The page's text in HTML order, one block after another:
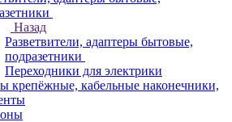
Назад
Разветвители, адаптеры бытовые,
подразетники
Переходники для электрики
крепёжные, кабельные наконечники,